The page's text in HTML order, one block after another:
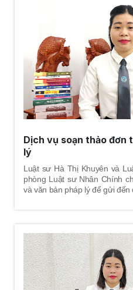
khoản giữa các bên tham gia
ràng, cụ thể, chặt chẽ nhằm
rủi ro pháp lý về sau và phát
tránh hợp đồng bị vô hiệu.
Dịch vụ soạn thảo đơn
lý
Luật sư Hà Thị Khuyên và
phòng Luật sư Nhân Chính
và văn bản pháp lý để gửi đến
giải quyết các phản ánh của